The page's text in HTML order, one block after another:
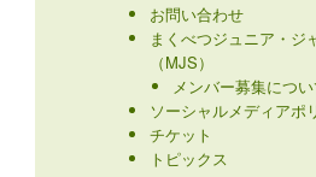
お問い合わせ
まくべつジュニア・ジ
（MJS）
メンバー募集につ
ソーシャルメディアポ
チケット
トピックス